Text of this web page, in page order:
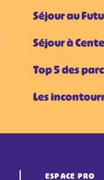
Séjour au
Séjour à
Top 5 des
Les
ESPACE PRO